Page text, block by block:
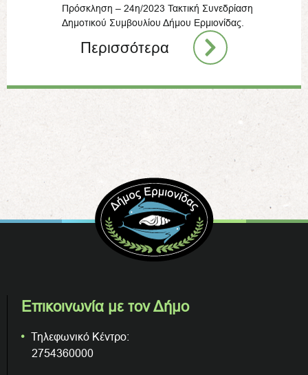
Πρόσκληση – 24η/2023 Τακτική Συνεδρίαση
Δημοτικού Συμβουλίου Δήμου Ερμιονίδας.
Περισσότερα
Επικοινωνία με τον Δήμο
Τηλεφωνικό Κέντρο:
2754360000